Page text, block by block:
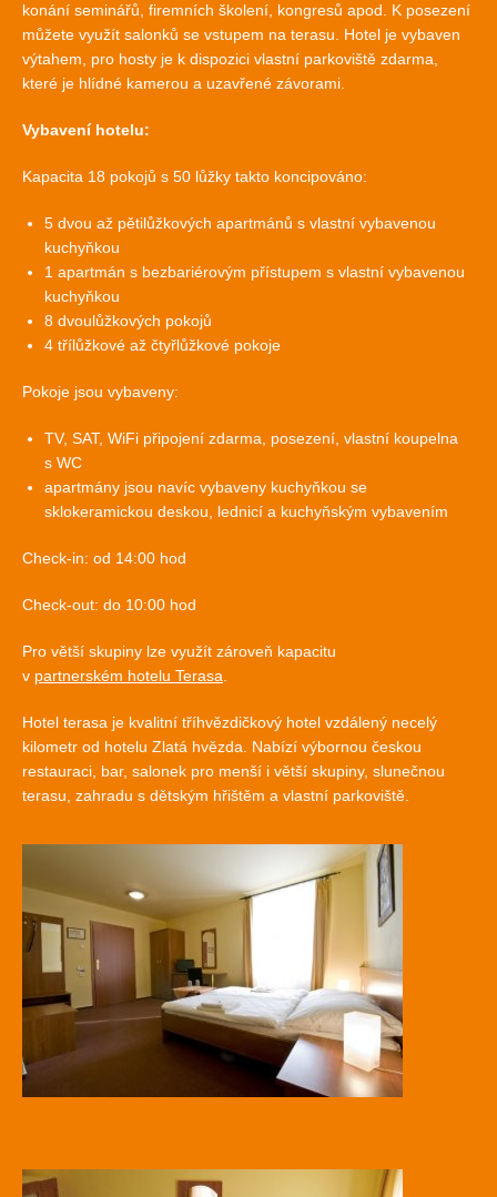
konání seminářů, firemních školení, kongresů apod. K posezení
můžete využít salonků se vstupem na terasu. Hotel je vybaven
výtahem, pro hosty je k dispozici vlastní parkoviště zdarma,
které je hlídné kamerou a uzavřené závorami.
Vybavení hotelu:
Kapacita 18 pokojů s 50 lůžky takto koncipováno:
5 dvou až pětilůžkových apartmánů s vlastní vybavenou
kuchyňkou
1 apartmán s bezbariérovým přístupem s vlastní vybavenou
kuchyňkou
8 dvoulůžkových pokojů
4 třílůžkové až čtyřlůžkové pokoje
Pokoje jsou vybaveny:
TV, SAT, WiFi připojení zdarma, posezení, vlastní koupelna
s WC
apartmány jsou navíc vybaveny kuchyňkou se
sklokeramickou deskou, lednicí a kuchyňským vybavením
Check-in: od 14:00 hod
Check-out: do 10:00 hod
Pro větší skupiny lze využít zároveň kapacitu
v partnerském hotelu Terasa
Hotel terasa je kvalitní tříhvězdičkový hotel vzdálený necelý
kilometr od hotelu Zlatá hvězda. Nabízí výbornou českou
restauraci, bar, salonek pro menší i větší skupiny, slunečnou
terasu, zahradu s dětským hřištěm a vlastní parkoviště.